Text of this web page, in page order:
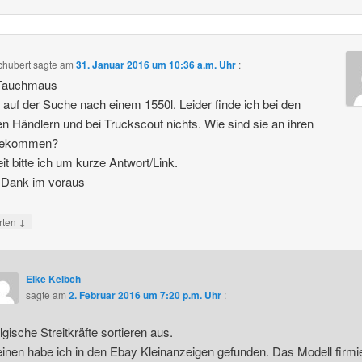
sagte am 31. Januar 2016 um 10:36 a.m. Uhr :
der Suche nach einem 1550l. Leider finde ich bei den
Händlern und bei Truckscout nichts. Wie sind sie an ihren
bitte ich um kurze Antwort/Link.
im voraus
↓
Elke Kelbch
sagte am2. Februar 2016 um 7:20 p.m. Uhr :
Streitkräfte sortieren aus.
habe ich in den Ebay Kleinanzeigen gefunden. Das Modell